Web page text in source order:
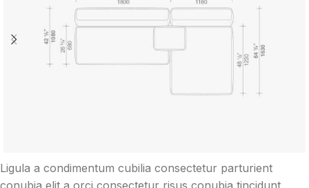
Ligula a condimentum cubilia consectetur parturient